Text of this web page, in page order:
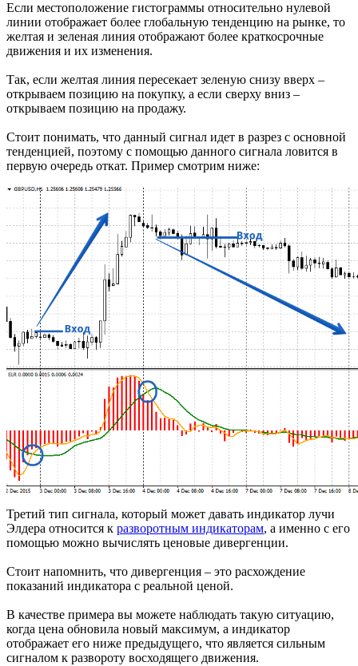
Если местоположение гистограммы относительно нулевой
линии отображает более глобальную тенденцию на рынке, то
желтая и зеленая линия отображают более краткосрочные
движения и их изменения.
Так, если желтая линия пересекает зеленую снизу вверх –
открываем позицию на покупку, а если сверху вниз –
открываем позицию на продажу.
Стоит понимать, что данный сигнал идет в разрез с основной
тенденцией, поэтому с помощью данного сигнала ловится в
первую очередь откат. Пример смотрим ниже:
Третий тип сигнала, который может давать индикатор лучи
Элдера относится к разворотным индикаторам, а именно с его
помощью можно вычислять ценовые дивергенции.
Стоит напомнить, что дивергенция – это расхождение
показаний индикатора с реальной ценой.
В качестве примера вы можете наблюдать такую ситуацию,
когда цена обновила новый максимум, а индикатор
отображает его ниже предыдущего, что является сильным
сигналом к развороту восходящего движения.